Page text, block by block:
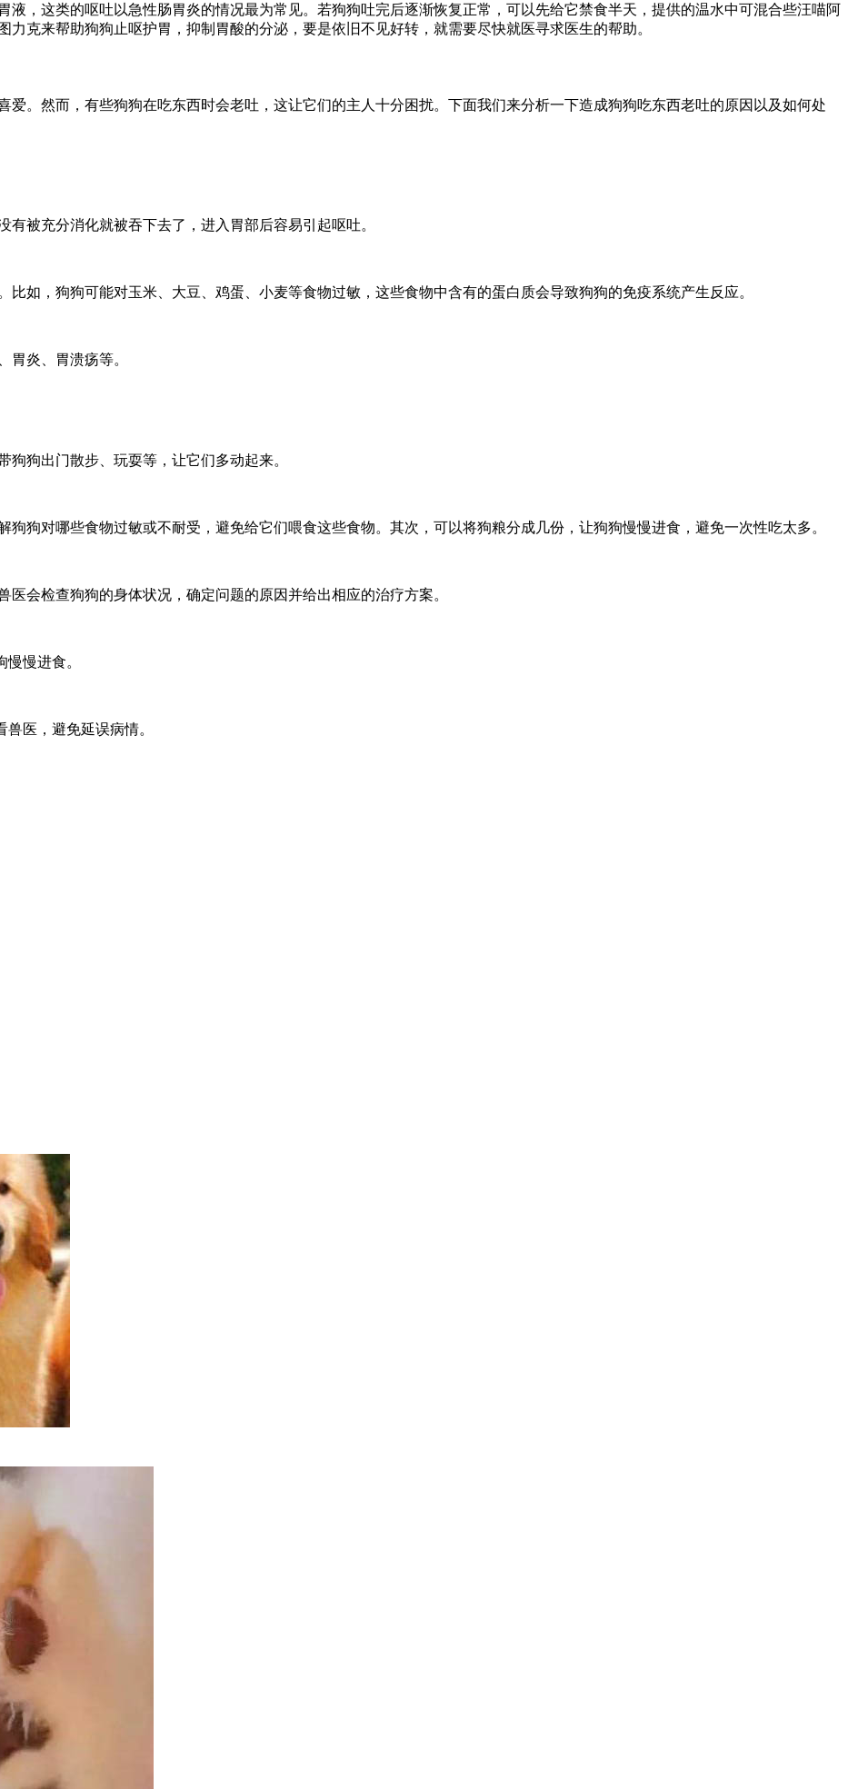
液，这类的呕吐以急性肠胃炎的情况最为常见。若狗狗吐完后逐渐恢复正常，可以先给它禁食半天，提供的温水中可混合些汪喵阿
克来帮助狗狗止呕护胃，抑制胃酸的分泌，要是依旧不见好转，就需要尽快就医寻求医生的帮助。
。然而，有些狗狗在吃东西时会老吐，这让它们的主人十分困扰。下面我们来分析一下造成狗狗吃东西老吐的原因以及如何处
被充分消化就被吞下去了，进入胃部后容易引起呕吐。
如，狗狗可能对玉米、大豆、鸡蛋、小麦等食物过敏，这些食物中含有的蛋白质会导致狗狗的免疫系统产生反应。
胃炎、胃溃疡等。
狗出门散步、玩耍等，让它们多动起来。
狗对哪些食物过敏或不耐受，避免给它们喂食这些食物。其次，可以将狗粮分成几份，让狗狗慢慢进食，避免一次性吃太多。
会检查狗狗的身体状况，确定问题的原因并给出相应的治疗方案。
慢进食。
医，避免延误病情。